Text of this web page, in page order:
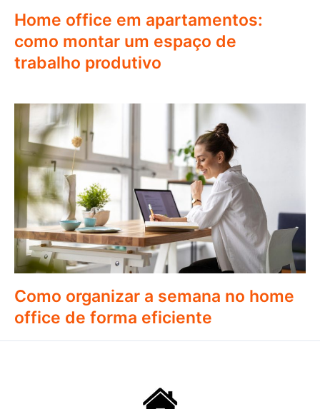
Home office em apartamentos:
como montar um espaço de
trabalho produtivo
Como organizar a semana no home
office de forma eficiente